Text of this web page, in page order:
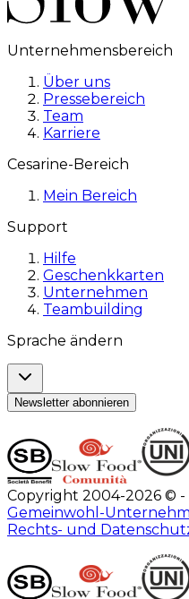
Unternehmensbereich
Über uns
Pressebereich
Team
Karriere
Cesarine-Bereich
Mein Bereich
Support
Hilfe
Geschenkkarten
Unternehmen
Teambuilding
Sprache ändern
Newsletter abonnieren
Copyright 2004-2026 © -
Gemeinwohl-
Rechts- und